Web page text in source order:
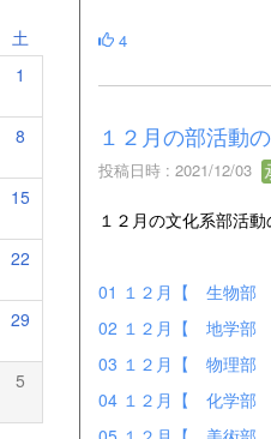
4
１２月の部活動
投稿日時 : 2021/12/03
１２月の文化系部活
01 １２月【 生物部
02 １２月【 地学部
03 １２月【 物理部
04 １２月【 化学部
土
1
8
15
22
29
5